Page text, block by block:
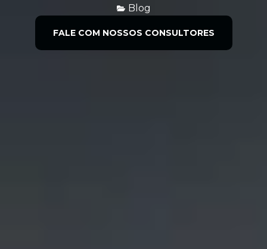
Blog
FALE COM NOSSOS CONSULTORES